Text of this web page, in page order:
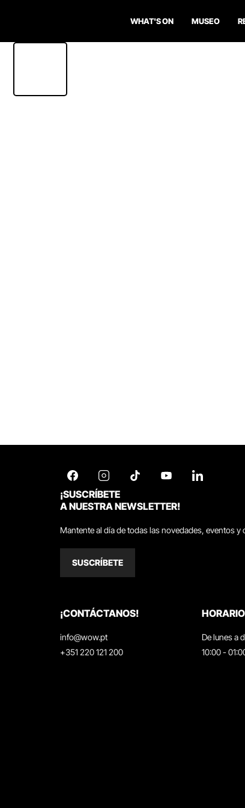
WHAT'S ON MUSEO
¡SUSCRÍBETE
A NUESTRA NEWSLETTER!
Mantente al día de todas las novedades, eventos y
SUSCRÍBETE
¡CONTÁCTANOS!
info@wow.pt
+351 220 121 200
HORARIO
De lunes a
10:00 -